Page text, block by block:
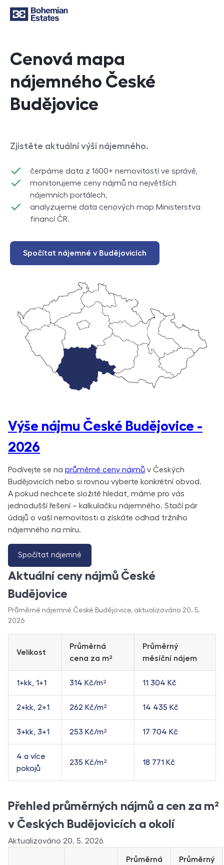
Cenová mapa
nájemného České
Budějovice
Zjistěte aktuální výši nájemného.
čerpáme data z 1600+ nemovitostí ve správě,
monitorujeme ceny nájmů na největších
nájemních portálech,
analyzujeme data cenových map Ministerstva
financí ČR.
Spočítat nájemné v Budějovicích
Výše nájmu České Budějovice -
2026
Podívejte se na průměrné ceny nájmů v Českých
Budějovicích nebo si rovnou vyberte konkrétní obvod.
A pokud nechcete složitě hledat, máme pro vás
jednodušší řešení – kalkulačku nájemného. Stačí pár
údajů o vaší nemovitosti a získáte odhad tržního
nájemného na míru.
Spočítat nájemné
Aktuální ceny nájmů České
Budějovice
Průměrné nájemné České Budějovice, aktualizováno 20. 5.
2026
Velikost
Průměrná
cena za m²
Průměrný
měsíční nájem
1+kk, 1+1 314 Kč/m² 11 304 Kč
2+kk, 2+1 262 Kč/m² 14 435 Kč
3+kk, 3+1 253 Kč/m² 17 704 Kč
4 a více
pokojů
235 Kč/m² 18 771 Kč
Přehled průměrných nájmů a cen za m²
v Českých Budějovicích a okolí
Aktualizováno 20. 5. 2026
Průměrná
Průměrný